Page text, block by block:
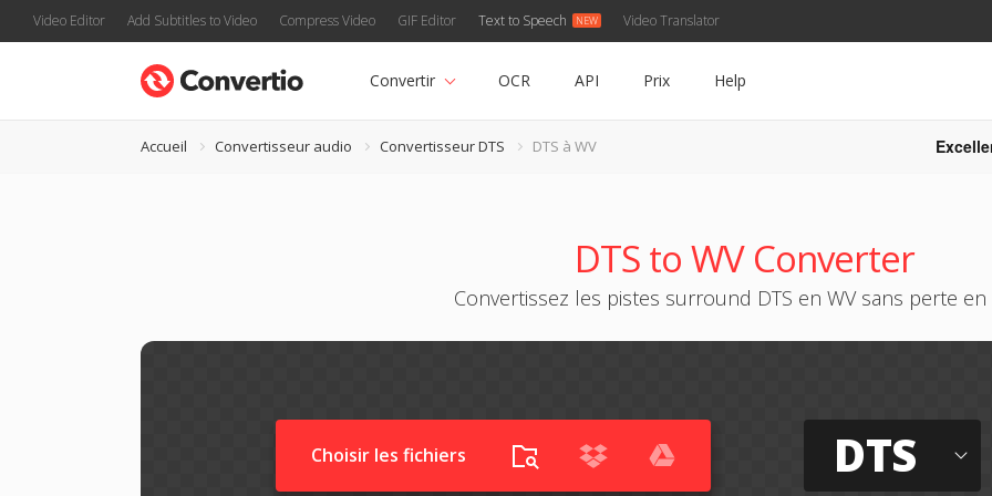
Video Editor Add Subtitles to Video Compress Video GIF Editor Text to Speech Video Translator
Convertir OCR API Prix Help
Accueil Convertisseur audio Convertisseur DTS DTS à WV
DTS to WV Converter
Convertissez les pistes surround DTS en WV sans perte en
Choisir les fichiers DTS